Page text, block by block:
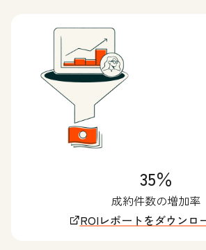
35％
成約件数の増加率
ROIレポートをダウンロ